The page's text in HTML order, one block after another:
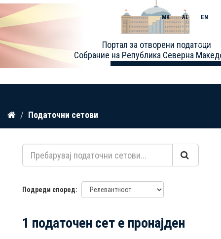
Прескокнете
содржина
Портал за отворени податоци
Собрание на Република Северна
MK AL EN
Toggle
Податочни сетови
Подреди според
1 податочен сет е пронајден